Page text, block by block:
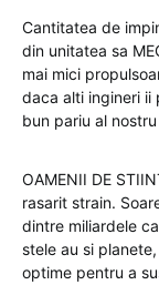
Cantitatea de
din unitatea sa
mai mici
daca alti ingineri ii
bun pariu al
OAMENII DE
rasarit strain.
dintre miliardele
stele au si
optime pentru a